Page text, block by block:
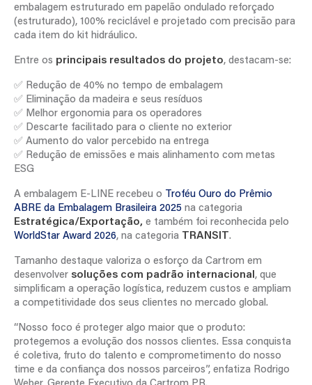
embalagem estruturado em papelão ondulado reforçado
(estruturado), 100% reciclável e projetado com precisão para
cada item do kit hidráulico.
Entre os principais resultados do projeto, destacam-se:
✅ Redução de 40% no tempo de embalagem
✅ Eliminação da madeira e seus resíduos
✅ Melhor ergonomia para os operadores
✅ Descarte facilitado para o cliente no exterior
✅ Aumento do valor percebido na entrega
✅ Redução de emissões e mais alinhamento com metas
ESG
A embalagem E-LINE recebeu o Troféu Ouro do Prêmio
ABRE da Embalagem Brasileira 2025 na categoria
Estratégica/Exportação, e também foi reconhecida pelo
WorldStar Award 2026, na categoria TRANSIT.
Tamanho destaque valoriza o esforço da Cartrom em
desenvolver soluções com padrão internacional , que
simplificam a operação logística, reduzem custos e ampliam
a competitividade dos seus clientes no mercado global.
“Nosso foco é proteger algo maior que o produto:
protegemos a evolução dos nossos clientes. Essa conquista
é coletiva, fruto do talento e comprometimento do nosso
time e da confiança dos nossos parceiros”, enfatiza Rodrigo